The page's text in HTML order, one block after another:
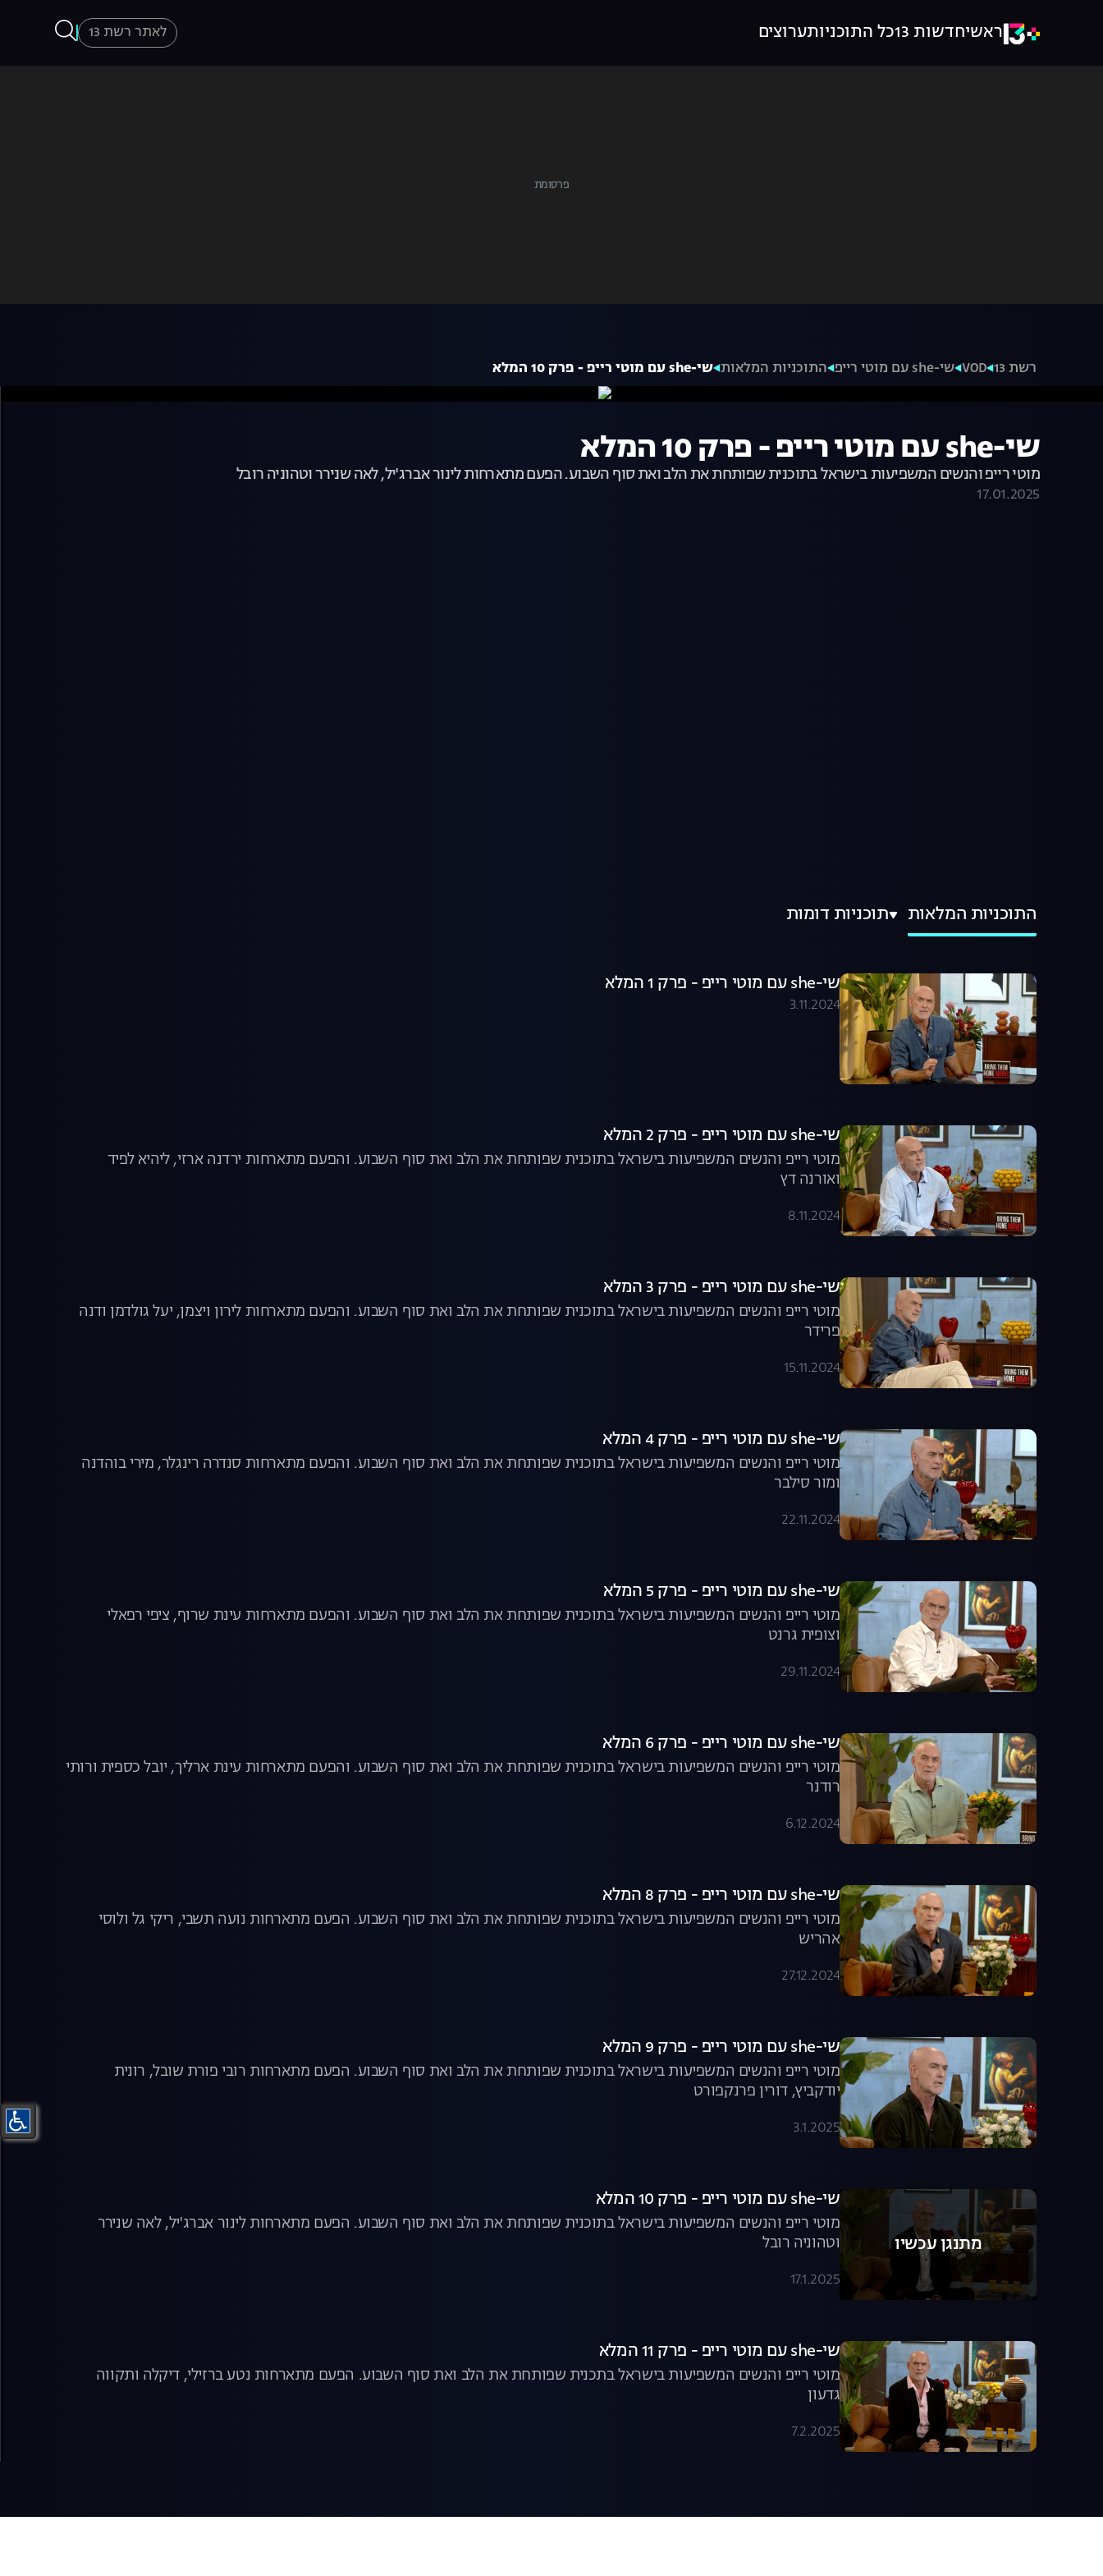
ראשיחדשות 13 כל התוכניותערוצים לאתר רשת 13
רשת 13 VOD שי-she עם מוטי רייפ התוכניות המלאות שי-she עם מוטי רייפ - פרק 10 המלא
שי-she עם מוטי רייפ - פרק 10 המלא
מוטי רייפ והנשים המשפיעות בישראל בתוכנית שפותחת את הלב ואת סוף השבוע. הפעם מתארחות לינור אברג'יל, לאה שנירר וטהוניה רובל
17.01.2025
התוכניות המלאות תוכניות דומות
שי-she עם מוטי רייפ - פרק 1 המלא
3.11.2024
שי-she עם מוטי רייפ - פרק 2 המלא
מוטי רייפ והנשים המשפיעות בישראל בתוכנית שפותחת את הלב ואת סוף השבוע. והפעם מתארחות ירדנה ארזי, ליהיא לפיד
ואורנה דץ
8.11.2024
שי-she עם מוטי רייפ - פרק 3 המלא
מוטי רייפ והנשים המשפיעות בישראל בתוכנית שפותחת את הלב ואת סוף השבוע. והפעם מתארחות לירון ויצמן, יעל גולדמן ודנה
פרידר
15.11.2024
שי-she עם מוטי רייפ - פרק 4 המלא
מוטי רייפ והנשים המשפיעות בישראל בתוכנית שפותחת את הלב ואת סוף השבוע. והפעם מתארחות סנדרה רינגלר, מירי בוהדנה
ומור סילבר
22.11.2024
שי-she עם מוטי רייפ - פרק 5 המלא
מוטי רייפ והנשים המשפיעות בישראל בתוכנית שפותחת את הלב ואת סוף השבוע. והפעם מתארחות עינת שרוף, ציפי רפאלי
וצופית גרנט
29.11.2024
שי-she עם מוטי רייפ - פרק 6 המלא
מוטי רייפ והנשים המשפיעות בישראל בתוכנית שפותחת את הלב ואת סוף השבוע. והפעם מתארחות עינת ארליך, יובל כספית ורותי
רודנר
6.12.2024
שי-she עם מוטי רייפ - פרק 8 המלא
מוטי רייפ והנשים המשפיעות בישראל בתוכנית שפותחת את הלב ואת סוף השבוע. הפעם מתארחות נועה תשבי, ריקי גל ולוסי
אהריש
27.12.2024
שי-she עם מוטי רייפ - פרק 9 המלא
מוטי רייפ והנשים המשפיעות בישראל בתוכנית שפותחת את הלב ואת סוף השבוע. הפעם מתארחות רובי פורת שובל, רונית
יודקביץ, דורין פרנקפורט
3.1.2025
מתנגן עכשיו
שי-she עם מוטי רייפ - פרק 10 המלא
מוטי רייפ והנשים המשפיעות בישראל בתוכנית שפותחת את הלב ואת סוף השבוע. הפעם מתארחות לינור אברג'יל, לאה שנירר
וטהוניה רובל
17.1.2025
שי-she עם מוטי רייפ - פרק 11 המלא
מוטי רייפ והנשים המשפיעות בישראל בתכנית שפותחת את הלב ואת סוף השבוע. הפעם מתארחות נטע ברזילי, דיקלה ותקווה
גדעון
7.2.2025